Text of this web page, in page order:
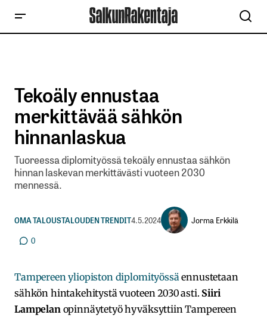
Tekoäly ennustaa
merkittävää sähkön
hinnanlaskua
Tuoreessa diplomityössä tekoäly ennustaa sähkön
hinnan laskevan merkittävästi vuoteen 2030
mennessä.
OMA TALOUSTALOUDEN TRENDIT4.5.2024
Jorma Erkkilä
0
Tampereen yliopiston diplomityössä ennustetaan
sähkön hintakehitystä vuoteen 2030 asti. Siiri
Lampelan opinnäytetyö hyväksyttiin Tampereen